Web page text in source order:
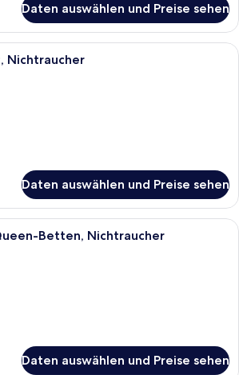
Daten auswählen und Preise sehen
Ein Hotelzimmer mit Bett,
Nichtraucher
Daten auswählen und Preise sehen
Ein Hotelzimmer mit zwei Betten,
Betten, Nichtraucher
Daten auswählen und Preise sehen